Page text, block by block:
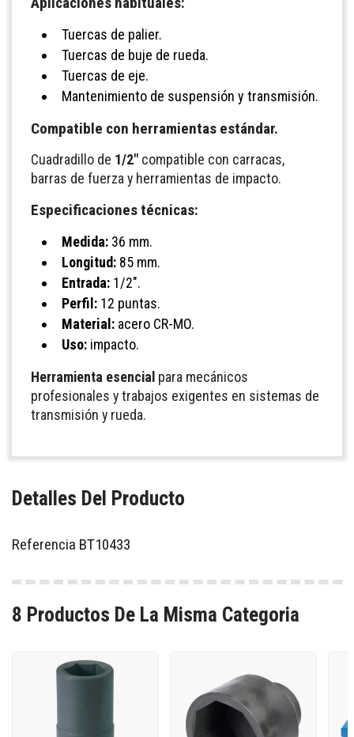
Tuercas de palier.
Tuercas de buje de rueda.
Tuercas de eje.
Mantenimiento de suspensión y transmisión.
Compatible con herramientas estándar.
Cuadradillo de 1/2" compatible con carracas,
barras de fuerza y herramientas de impacto.
Especificaciones técnicas:
Medida: 36 mm.
Longitud: 85 mm.
Entrada: 1/2".
Perfil: 12 puntas.
Material: acero CR-MO.
Uso: impacto.
Herramienta esencial para mecánicos
profesionales y trabajos exigentes en sistemas de
transmisión y rueda.
Detalles Del Producto
Referencia BT10433
8 Productos De La Misma Categoria